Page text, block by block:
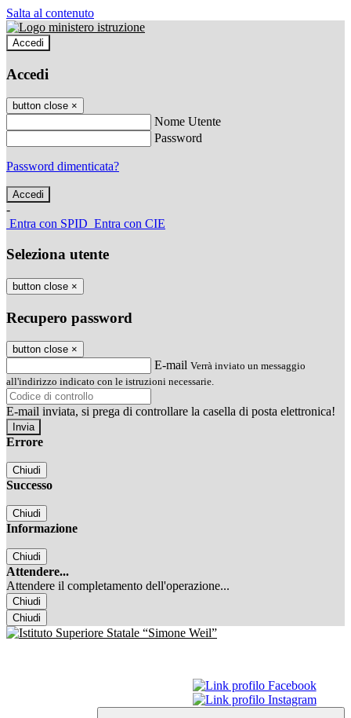
Salta al contenuto
Accedi
Accedi
button close ×
Nome Utente
Password
Password dimenticata?
-
Entra con SPID Entra con CIE
Seleziona utente
button close ×
Recupero password
button close ×
E-mail Verrà inviato un messaggio
all'indirizzo indicato con le istruzioni necessarie.
E-mail inviata, si prega di controllare la casella di posta elettronica!
Errore
Chiudi
Successo
Chiudi
Informazione
Chiudi
Attendere...
Attendere il completamento dell'operazione...
Chiudi
Chiudi